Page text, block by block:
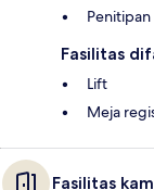
Fasilitas
Lift
Meja
Fasilitas